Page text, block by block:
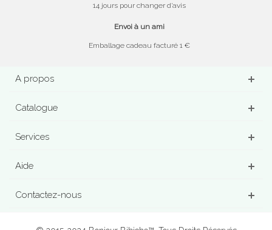
14 jours pour changer d’avis
Envoi à un ami
Emballage cadeau facturé 1 €
A propos
Catalogue
Services
Aide
Contactez-nous